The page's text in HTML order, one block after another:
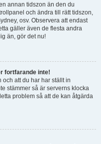
annan tidszon än den du
och ändra till rätt tidszon,
osv. Observera att endast
gäller även de flesta andra
än, gör det nu!
fortfarande inte!
och att du har har ställt in
stämmer så är serverns klocka
problem så att de kan åtgärda